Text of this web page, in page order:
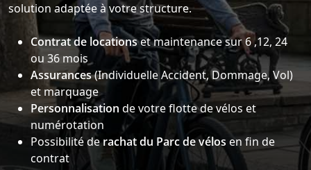
solution adaptée à votre structure.
Contrat de locationset maintenance sur 6 ,12, 24
ou 36 mois
Assurances(Individuelle Accident, Dommage, Vol)
et marquage
Personnalisation de votre flotte de vélos et
numérotation
Possibilité derachat du Parc de vélos en fin de
contrat